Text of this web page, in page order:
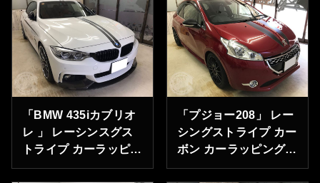
「BMW 435iカブリオ
レ 」 レーシンスグス
トライプ カーラッピン
グ 東京都港区のO様
「プジョー208」 レー
シングストライプ カー
ボン カーラッピング
グレアコーティング